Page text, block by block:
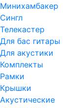
Минихамбакер
Сингл
Телекастер
Для бас гитары
Для акустики
Комплекты
Рамки
Крышки
Акустические